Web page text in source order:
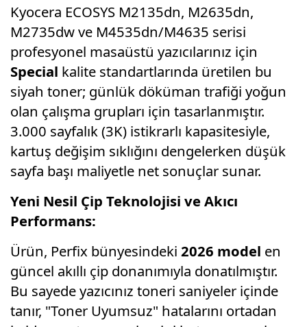
Kyocera ECOSYS M2135dn, M2635dn,
M2735dw ve M4535dn/M4635 serisi
profesyonel masaüstü yazıcılarınız için
Special kalite standartlarında üretilen bu
siyah toner; günlük döküman trafiği yoğun
olan çalışma grupları için tasarlanmıştır.
3.000 sayfalık (3K) istikrarlı kapasitesiyle,
kartuş değişim sıklığını dengelerken düşük
sayfa başı maliyetle net sonuçlar sunar.
Yeni Nesil Çip Teknolojisi ve Akıcı
Performans:
Ürün, Perfix bünyesindeki 2026 model en
güncel akıllı çip donanımıyla donatılmıştır.
Bu sayede yazıcınız toneri saniyeler içinde
tanır, "Toner Uyumsuz" hatalarını ortadan